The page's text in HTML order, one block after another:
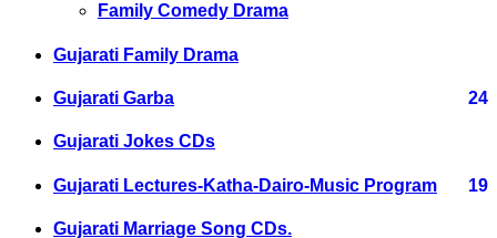
Family Comedy Drama
Gujarati Family Drama
Gujarati Garba 24
Gujarati Jokes CDs
Gujarati Lectures-Katha-Dairo-Music Program 19
Gujarati Marriage Song CDs.